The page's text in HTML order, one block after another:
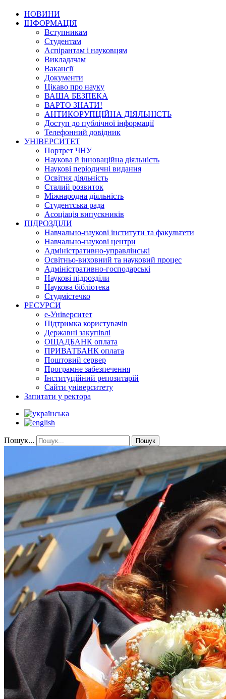
НОВИНИ
ІНФОРМАЦІЯ
Вступникам
Студентам
Аспірантам і науковцям
Викладачам
Вакансії
Документи
Цікаво про науку
ВАША БЕЗПЕКА
ВАРТО ЗНАТИ!
АНТИКОРУПЦІЙНА ДІЯЛЬНІСТЬ
Доступ до публічної інформації
Телефонний довідник
УНІВЕРСИТЕТ
Портрет ЧНУ
Наукова й інноваційна діяльність
Наукові періодичні видання
Освітня діяльність
Сталий розвиток
Міжнародна діяльність
Студентська рада
Асоціація випускників
ПІДРОЗДІЛИ
Навчально-наукові інститути та факультети
Навчально-наукові центри
Адміністративно-управлінські
Освітньо-виховний та науковий процес
Адміністративно-господарські
Наукові підрозділи
Наукова бібліотека
Студмістечко
РЕСУРСИ
е-Університет
Підтримка користувачів
Державні закупівлі
ОЩАДБАНК оплата
ПРИВАТБАНК оплата
Поштовий сервер
Програмне забезпечення
Інституційний репозитарій
Сайти університету
Запитати у ректора
Пошук... Пошук